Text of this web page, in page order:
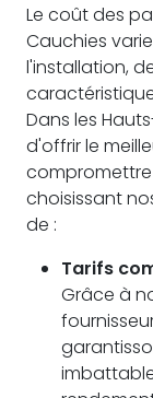
Le coût des
Cauchies
l'installation,
Dans les
d'offrir le
compromettre
choisissant
de :
Tarifs
Grâce à